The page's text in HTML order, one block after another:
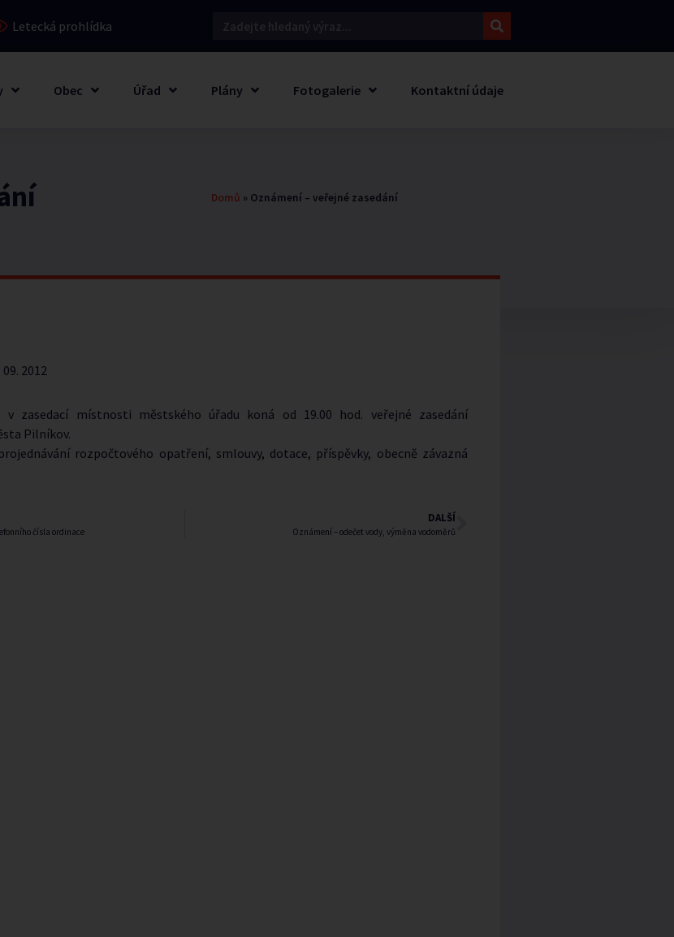
Letecká prohlídka
Obec Úřad Plány Fotogalerie Kontaktní údaje
Domů » Oznámení – veřejné zasedání
09. 2012
v zasedací místnosti městského úřadu koná od 19.00 hod. veřejné zasedání
Pilníkov.
rozpočtového opatření, smlouvy, dotace, příspěvky, obecně závazná
čísla ordinace
DALŠÍ
Oznámení – odečet vody, výměna vodoměrů